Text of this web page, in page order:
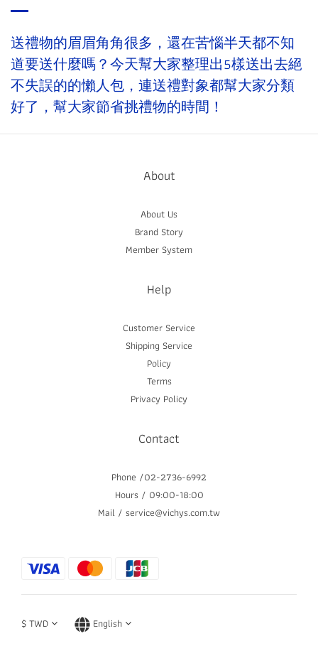
送禮物的眉眉角角很多，還在苦惱半天都不知
道要送什麼嗎？今天幫大家整理出5樣送出去絕
不失誤的的懶人包，連送禮對象都幫大家分類
好了，幫大家節省挑禮物的時間！
About
About Us
Brand Story
Member System
Help
Customer Service
Shipping Service
Policy
Terms
Privacy Policy
Contact
Phone /02-2736-6992
Hours / 09:00-18:00
Mail / service@vichys.com.tw
$TWD English